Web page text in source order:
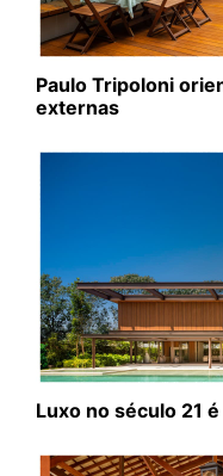
Paulo Tripoloni
externas
Luxo no século 21